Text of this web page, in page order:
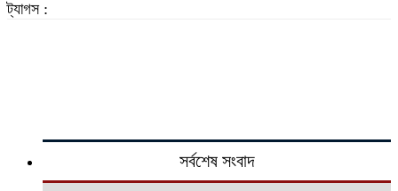
ট্যাগস :
সর্বশেষ সংবাদ